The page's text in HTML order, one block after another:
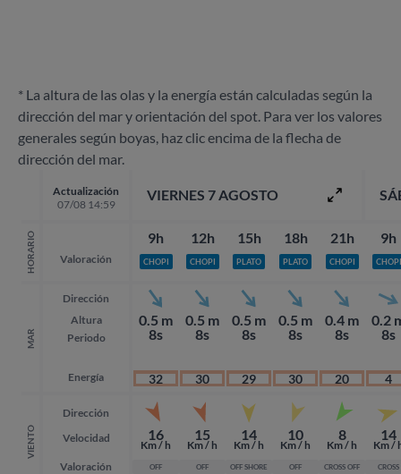
* La altura de las olas y la energía están calculadas según la
dirección del mar y orientación del spot. Para ver los valores
generales según boyas, haz clic encima de la flecha de
dirección del mar.
Actualización
07/08 14:59
HORARIO Valoración
MAR
Dirección
Altura
Periodo
Energía
VIENTO
Dirección
Velocidad
Valoración
VIERNES 7 AGOSTO
9h
CHOPI
0.5 m
8s
32
16
Km / h
OFF
12h
CHOPI
0.5 m
8s
30
15
Km / h
OFF
15h
PLATO
0.5 m
8s
29
14
Km / h
OFF SHORE
18h
PLATO
0.5 m
8s
30
10
Km / h
OFF
21h
CHOPI
0.4 m
8s
20
8
Km / h
CROSS OFF
9h
CHOPI
0.2
8s
4
14
Km /
CROSS